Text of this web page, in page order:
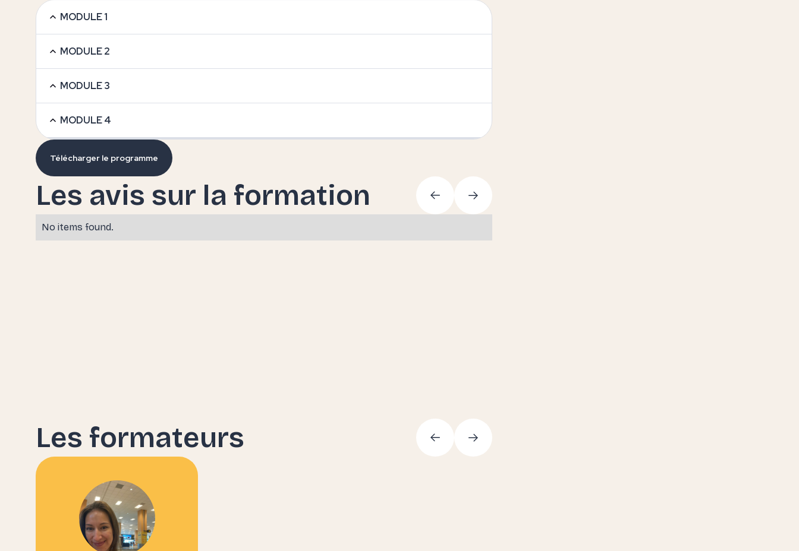
MODULE 1
MODULE 2
MODULE 3
MODULE 4
Télécharger le programme
Les avis sur la formation
No items found.
Les formateurs